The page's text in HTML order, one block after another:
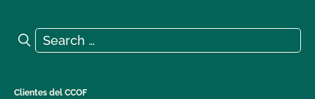
Search for:
Search
Clientes del CCOF